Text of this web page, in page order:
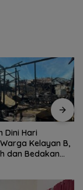
Dini Hari
Kelayan B,
dan Bedakan